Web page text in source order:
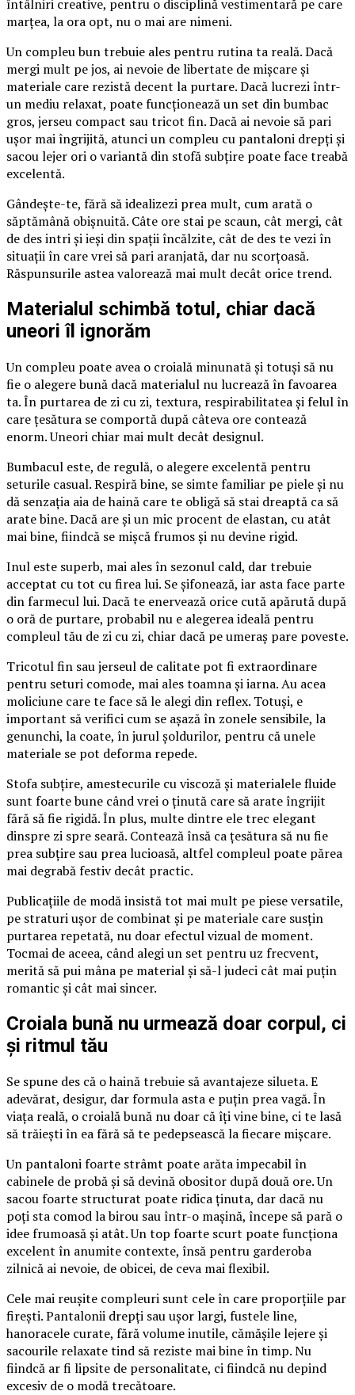
întâlniri creative, pentru o disciplină vestimentară pe care
marțea, la ora opt, nu o mai are nimeni.
Un compleu bun trebuie ales pentru rutina ta reală. Dacă
mergi mult pe jos, ai nevoie de libertate de mișcare și
materiale care rezistă decent la purtare. Dacă lucrezi într-
un mediu relaxat, poate funcționează un set din bumbac
gros, jerseu compact sau tricot fin. Dacă ai nevoie să pari
ușor mai îngrijită, atunci un compleu cu pantaloni drepți și
sacou lejer ori o variantă din stofă subțire poate face treabă
excelentă.
Gândește-te, fără să idealizezi prea mult, cum arată o
săptămână obișnuită. Câte ore stai pe scaun, cât mergi, cât
de des intri și ieși din spații încălzite, cât de des te vezi în
situații în care vrei să pari aranjată, dar nu scorțoasă.
Răspunsurile astea valorează mai mult decât orice trend.
Materialul schimbă totul, chiar dacă
uneori îl ignorăm
Un compleu poate avea o croială minunată și totuși să nu
fie o alegere bună dacă materialul nu lucrează în favoarea
ta. În purtarea de zi cu zi, textura, respirabilitatea și felul în
care țesătura se comportă după câteva ore contează
enorm. Uneori chiar mai mult decât designul.
Bumbacul este, de regulă, o alegere excelentă pentru
seturile casual. Respiră bine, se simte familiar pe piele și nu
dă senzația aia de haină care te obligă să stai dreaptă ca să
arate bine. Dacă are și un mic procent de elastan, cu atât
mai bine, fiindcă se mișcă frumos și nu devine rigid.
Inul este superb, mai ales în sezonul cald, dar trebuie
acceptat cu tot cu firea lui. Se șifonează, iar asta face parte
din farmecul lui. Dacă te enervează orice cută apărută după
o oră de purtare, probabil nu e alegerea ideală pentru
compleul tău de zi cu zi, chiar dacă pe umeraș pare poveste.
Tricotul fin sau jerseul de calitate pot fi extraordinare
pentru seturi comode, mai ales toamna și iarna. Au acea
moliciune care te face să le alegi din reflex. Totuși, e
important să verifici cum se așază în zonele sensibile, la
genunchi, la coate, în jurul șoldurilor, pentru că unele
materiale se pot deforma repede.
Stofa subțire, amestecurile cu viscoză și materialele fluide
sunt foarte bune când vrei o ținută care să arate îngrijit
fără să fie rigidă. În plus, multe dintre ele trec elegant
dinspre zi spre seară. Contează însă ca țesătura să nu fie
prea subțire sau prea lucioasă, altfel compleul poate părea
mai degrabă festiv decât practic.
Publicațiile de modă insistă tot mai mult pe piese versatile,
pe straturi ușor de combinat și pe materiale care susțin
purtarea repetată, nu doar efectul vizual de moment.
Tocmai de aceea, când alegi un set pentru uz frecvent,
merită să pui mâna pe material și să-l judeci cât mai puțin
romantic și cât mai sincer.
Croiala bună nu urmează doar corpul, ci
și ritmul tău
Se spune des că o haină trebuie să avantajeze silueta. E
adevărat, desigur, dar formula asta e puțin prea vagă. În
viața reală, o croială bună nu doar că îți vine bine, ci te lasă
să trăiești în ea fără să te pedepsească la fiecare mișcare.
Un pantaloni foarte strâmt poate arăta impecabil în
cabinele de probă și să devină obositor după două ore. Un
sacou foarte structurat poate ridica ținuta, dar dacă nu
poți sta comod la birou sau într-o mașină, începe să pară o
idee frumoasă și atât. Un top foarte scurt poate funcționa
excelent în anumite contexte, însă pentru garderoba
zilnică ai nevoie, de obicei, de ceva mai flexibil.
Cele mai reușite compleuri sunt cele în care proporțiile par
firești. Pantalonii drepți sau ușor largi, fustele line,
hanoracele curate, fără volume inutile, cămășile lejere și
sacourile relaxate tind să reziste mai bine în timp. Nu
fiindcă ar fi lipsite de personalitate, ci fiindcă nu depind
excesiv de o modă trecătoare.